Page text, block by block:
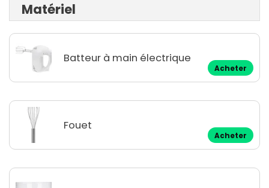
Matériel
Batteur à main électrique
Acheter
Fouet
Acheter